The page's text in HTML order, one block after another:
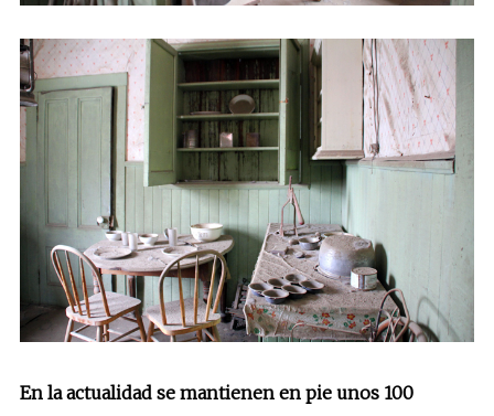
En la actualidad se mantienen en pie unos 100